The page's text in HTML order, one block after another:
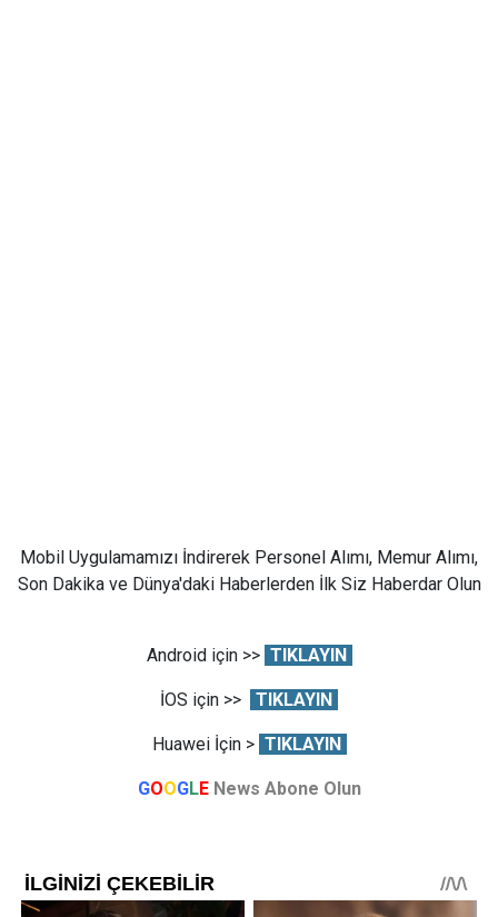
Mobil Uygulamamızı İndirerek Personel Alımı, Memur Alımı,
Son Dakika ve Dünya'daki Haberlerden İlk Siz Haberdar Olun
Android için >> TIKLAYIN
İOS için >> TIKLAYIN
Huawei İçin > TIKLAYIN
GOOGLE News Abone Olun